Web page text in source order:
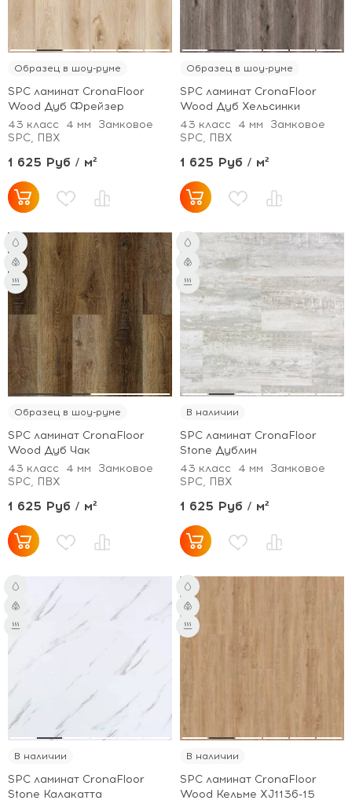
Образец в шоу-руме
SPC ламинат CronaFloor
Wood Дуб Фрейзер
43 класс
4 мм
Замковое
SPC, ПВХ
1 625 Руб / м²
Образец в шоу-руме
SPC ламинат CronaFloor
Wood Дуб Хельсинки
43 класс
4 мм
Замковое
SPC, ПВХ
1 625 Руб / м²
Образец в шоу-руме
SPC ламинат CronaFloor
Wood Дуб Чак
43 класс
4 мм
Замковое
SPC, ПВХ
1 625 Руб / м²
В наличии
SPC ламинат CronaFloor
Stone Дублин
43 класс
4 мм
Замковое
SPC, ПВХ
1 625 Руб / м²
В наличии
SPC ламинат CronaFloor
Stone Калакатта
В наличии
SPC ламинат CronaFloor
Wood Кельме XJ1136-15